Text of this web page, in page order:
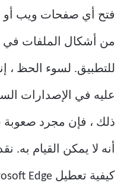
من أشكال الملفات في
للتطبيق. لسوء الحظ ،
ذلك ، فإن مجرد صعوبة
أنه لا يمكن القيام به.